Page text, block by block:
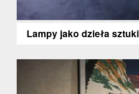
Lampy jako dzieła sztuki